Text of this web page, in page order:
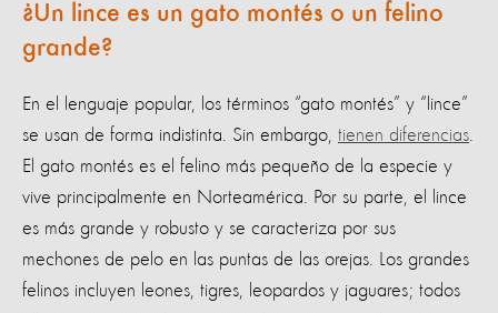
¿Un lince es un gato montés o un felino
grande?
En el lenguaje popular, los términos “gato montés” y “lince”
se usan de forma indistinta. Sin embargo, tienen diferencias.
El gato montés es el felino más pequeño de la especie y
vive principalmente en Norteamérica. Por su parte, el lince
es más grande y robusto y se caracteriza por sus
mechones de pelo en las puntas de las orejas. Los grandes
felinos incluyen leones, tigres, leopardos y jaguares; todos